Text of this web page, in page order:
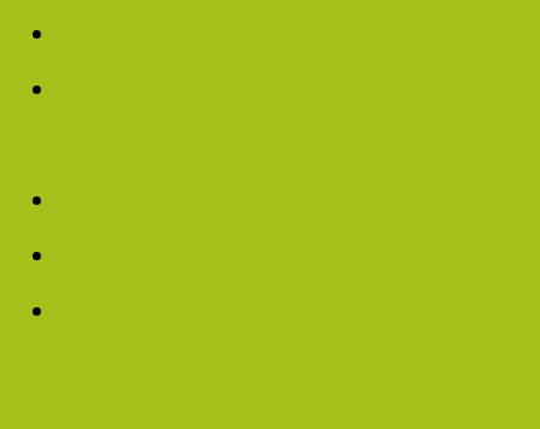
理
士
リ
ア
企
業
か